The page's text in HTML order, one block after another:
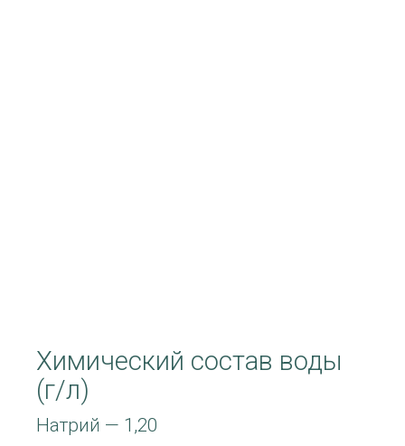
Химический состав воды
(г/л)
Натрий — 1,20